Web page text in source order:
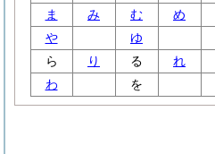
ま
み む め
や
ゆ
ら
り る れ
わ
を